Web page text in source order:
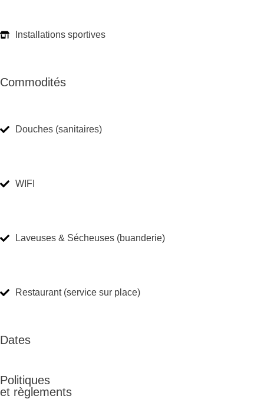
Installations sportives
Commodités
Douches (sanitaires)
WIFI
Laveuses & Sécheuses (buanderie)
Restaurant (service sur place)
Dates
Politiques
et règlements